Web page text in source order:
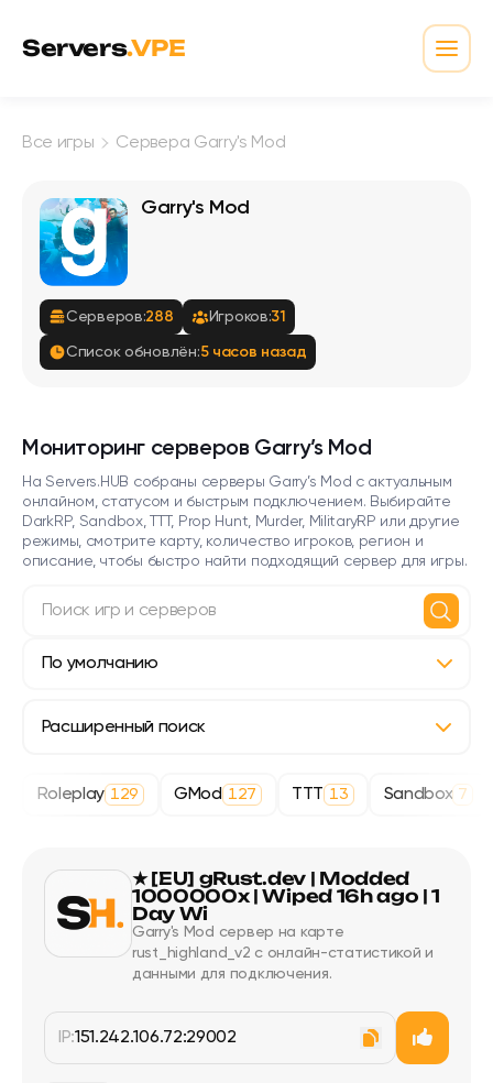
Servers.VPE
Все игры Сервера Garry's Mod
Garry's Mod
Серверов:288 Игроков:31
Список обновлён:5 часов назад
Мониторинг серверов Garry’s Mod
На Servers.HUB собраны серверы Garry’s Mod с актуальным
онлайном, статусом и быстрым подключением. Выбирайте
DarkRP, Sandbox, TTT, Prop Hunt, Murder, MilitaryRP или другие
режимы, смотрите карту, количество игроков, регион и
описание, чтобы быстро найти подходящий сервер для игры.
Расширенный поиск
Roleplay 129 GMod 127 TTT 13 Sandbox 7
★ [EU] gRust.dev | Modded
1000000x | Wiped 16h ago | 1
Day Wi
Garry's Mod сервер на карте
rust_highland_v2 с онлайн-статистикой и
данными для подключения.
IP:151.242.106.72:29002